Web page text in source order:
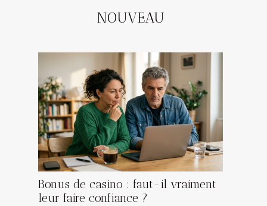
NOUVEAU
Bonus de casino : faut-il vraiment
leur faire confiance ?